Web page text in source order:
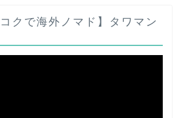
コクで海外ノマド】タワマン